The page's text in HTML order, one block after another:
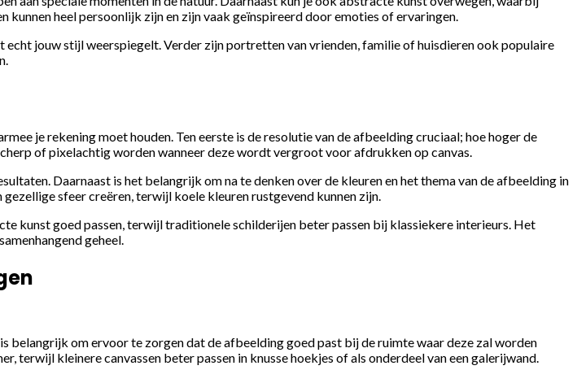
heel persoonlijk zijn en zijn vaak geïnspireerd door emoties of ervaringen.
echt jouw stijl weerspiegelt. Verder zijn portretten van vrienden, familie of huisdieren ook populaire
je rekening moet houden. Ten eerste is de resolutie van de afbeelding cruciaal; hoe hoger de
of pixelachtig worden wanneer deze wordt vergroot voor afdrukken op canvas.
Daarnaast is het belangrijk om na te denken over de kleuren en het thema van de afbeelding in
sfeer creëren, terwijl koele kleuren rustgevend kunnen zijn.
kunst goed passen, terwijl traditionele schilderijen beter passen bij klassiekere interieurs. Het
geheel.
belangrijk om ervoor te zorgen dat de afbeelding goed past bij de ruimte waar deze zal worden
terwijl kleinere canvassen beter passen in knusse hoekjes of als onderdeel van een galerijwand.